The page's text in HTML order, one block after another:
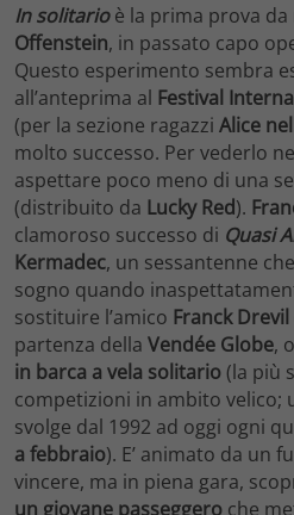
In solitarioè la prima prova da
Offenstein, in passato capo
Questo esperimento sembra
all’anteprima al Festival
(per la sezione ragazzi Alice
molto successo. Per vederlo
aspettare poco meno di una
(distribuito da Lucky Red).
clamoroso successo di Quasi
Kermadec, un sessantenne
sogno quando
sostituire l’amico Franck Drevil
partenza della Vendée Globe,
in barca a vela solitario(la più
competizioni in ambito velico;
svolge dal 1992 ad oggi ogni
a febbraio). E’ animato da un
vincere, ma in piena gara,
un giovane passeggero che